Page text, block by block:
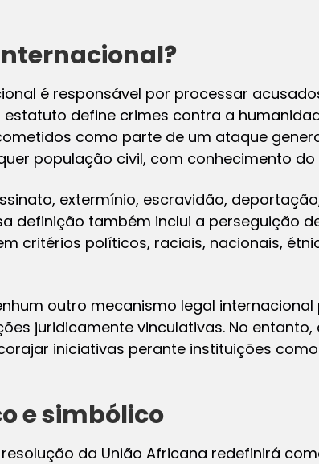
é responsável por processar
estatuto define crimes contra a
como parte de um ataque
população civil, com conhecimento do
extermínio, escravidão,
definição também inclui a perseguição
critérios políticos, raciais, nacionais,
outro mecanismo legal
juridicamente vinculativas. No
iniciativas perante instituições
e simbólico
da União Africana redefinirá